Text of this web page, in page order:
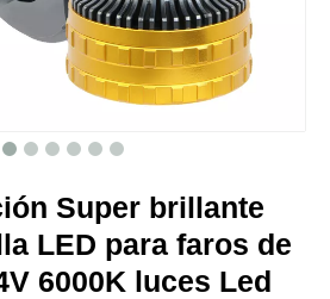
Super brillante
LED para faros de
6000K luces Led